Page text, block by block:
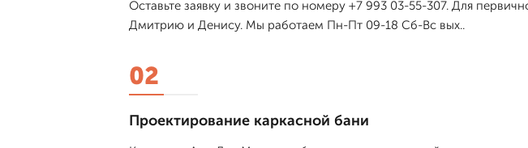
Оставьте заявку и звоните по номеру +7 993 03-55-307. Для
Дмитрию и Денису. Мы работаем Пн-Пт 09-18 Сб-Вс вых..
02
Проектирование каркасной бани